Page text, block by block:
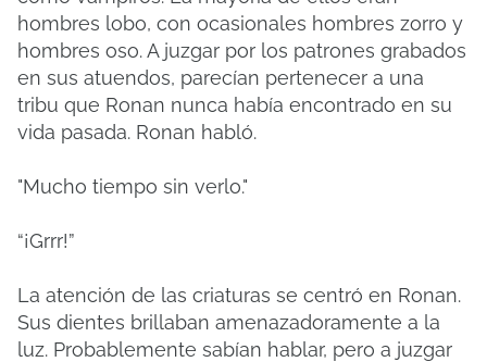
hombres lobo, con ocasionales hombres zorro y
hombres oso. A juzgar por los patrones grabados
en sus atuendos, parecían pertenecer a una
tribu que Ronan nunca había encontrado en su
vida pasada. Ronan habló.
"Mucho tiempo sin verlo."
“¡Grrr!”
La atención de las criaturas se centró en Ronan.
Sus dientes brillaban amenazadoramente a la
luz. Probablemente sabían hablar, pero a juzgar